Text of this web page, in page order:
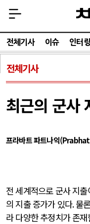
전체기사 이슈 인터
전체기사
최근의 군사
프라바트 파트나익
전 세계적으로 군사 지
의 지출 증가가 있다.물
라 다양한 추정치가 존재